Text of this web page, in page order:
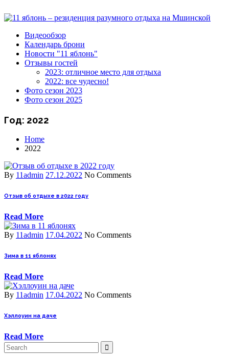
Видеообзор
Календарь брони
Новости "11 яблонь"
Отзывы гостей
2023: отличное место для отдыха
2022: все чудесно!
Фото сезон 2023
Фото сезон 2025
Год: 2022
Home
2022
By 11admin 27.12.2022 No Comments
Отзыв об отдыхе в 2022 году
Read More
By 11admin 17.04.2022 No Comments
Зима в 11 яблонях
Read More
By 11admin 17.04.2022 No Comments
Хэллоуин на даче
Read More